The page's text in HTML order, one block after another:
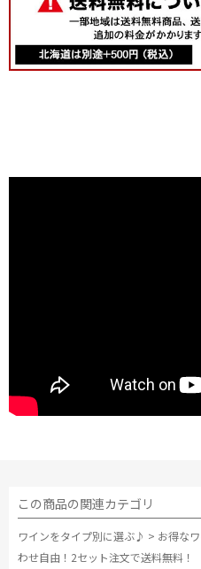
この商品の関連カテゴリ
ワインをタイプ別に選ぶ♪ > お得な
わせ自由！2セット注文で送料無料！